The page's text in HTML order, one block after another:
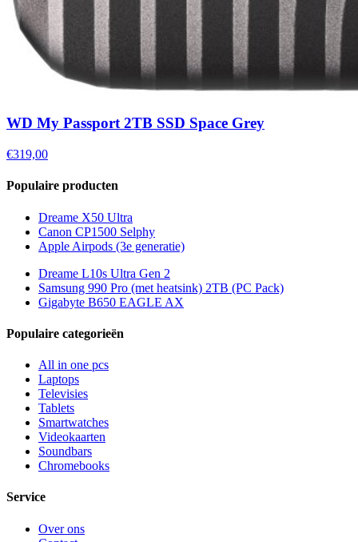
WD My Passport 2TB SSD Space Grey
€319,00
Populaire producten
Dreame X50 Ultra
Canon CP1500 Selphy
Apple Airpods (3e generatie)
Dreame L10s Ultra Gen 2
Samsung 990 Pro (met heatsink) 2TB (PC Pack)
Gigabyte B650 EAGLE AX
Populaire categorieën
All in one pcs
Laptops
Televisies
Tablets
Smartwatches
Videokaarten
Soundbars
Chromebooks
Service
Over ons